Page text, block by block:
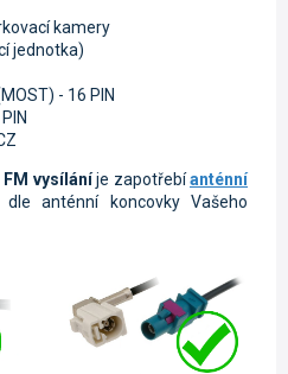
kamery
jednotka)
- 16 PIN
FM vysíláníje zapotřebíanténní
anténní koncovky Vašeho